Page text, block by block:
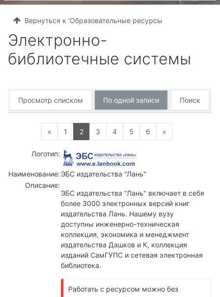
Вернуться к 'Образовательные ресурсы
Электронно-
библиотечные системы
Просмотр списком По одной записи Поиск
« Предыдущая страница
1 Страница 1
2Страница 2
3Страница 3
4Страница 4
5Страница 5
6Страница 6
»Следующая
Логотип:
Наименование: ЭБС издательства "Лань"
Описание:
ЭБС издательства "Лань" включает в себя
более 3000 электронных версий книг
издательства Лань. Нашему вузу
доступны инженерно-техническая
коллекция, экономика и менеджмент
издательства Дашков и К, коллекция
изданий СамГУПС и сетевая электронная
библиотека.
Работать с ресурсом можно без